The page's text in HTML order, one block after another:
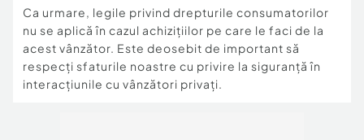
Ca urmare, legile privind drepturile consumatorilor
nu se aplică în cazul achizițiilor pe care le faci de la
acest vânzător. Este deosebit de important să
respecți sfaturile noastre cu privire la siguranță în
interacțiunile cu vânzători privați.